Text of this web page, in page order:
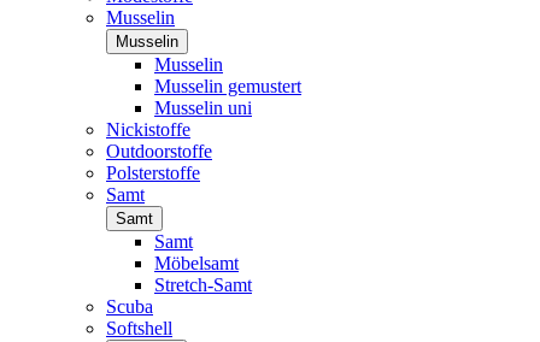
Musselin
Musselin
Musselin
Musselin gemustert
Musselin uni
Nickistoffe
Outdoorstoffe
Polsterstoffe
Samt
Samt
Samt
Möbelsamt
Stretch-Samt
Scuba
Softshell